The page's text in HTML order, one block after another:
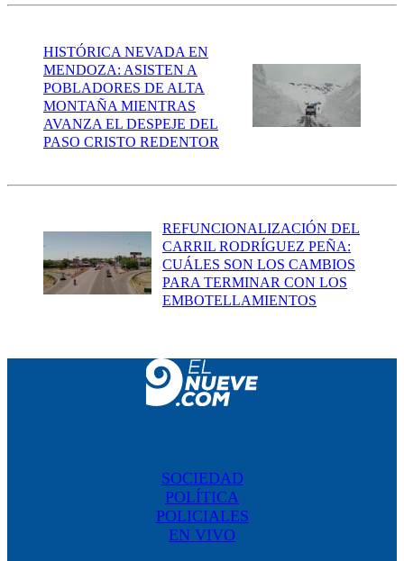
HISTÓRICA NEVADA EN
MENDOZA: ASISTEN A
POBLADORES DE ALTA
MONTAÑA MIENTRAS
AVANZA EL DESPEJE DEL
PASO CRISTO REDENTOR
REFUNCIONALIZACIÓN DEL
CARRIL RODRÍGUEZ PEÑA:
CUÁLES SON LOS CAMBIOS
PARA TERMINAR CON LOS
EMBOTELLAMIENTOS
SOCIEDAD
POLÍTICA
POLICIALES
EN VIVO